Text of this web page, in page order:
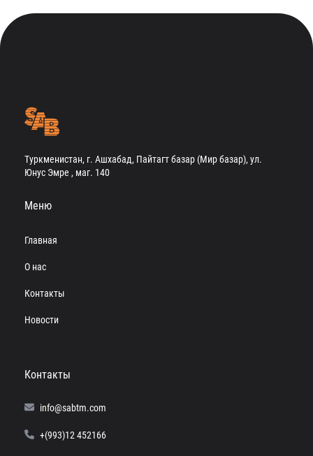
Туркменистан, г. Ашхабад, Пайтагт базар (Мир базар), ул.
Юнус Эмре , маг. 140
Меню
Главная
О нас
Контакты
Новости
Контакты
info@sabtm.com
+(993)12 452166